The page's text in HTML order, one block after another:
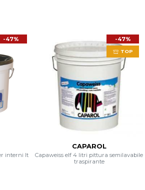
-47%
interni lt
-47%
TOP
CAPAROL
Capaweiss elf 4 litri pittura semilavabile
traspirante